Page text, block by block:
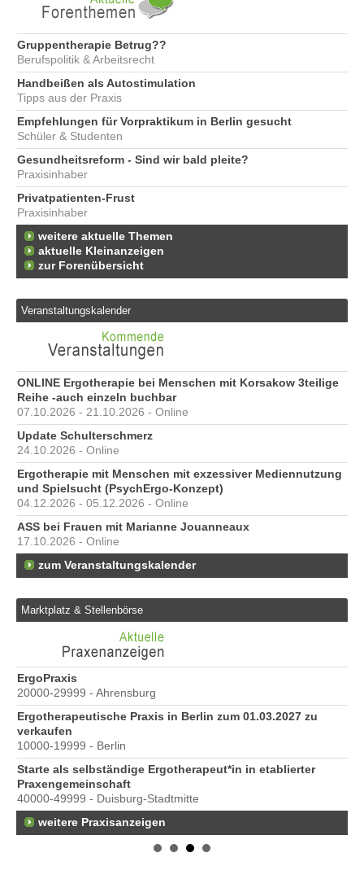
Gruppentherapie Betrug??
Berufspolitik & Arbeitsrecht
Handbeißen als Autostimulation
Tipps aus der Praxis
Empfehlungen für Vorpraktikum in Berlin gesucht
Schüler & Studenten
Gesundheitsreform - Sind wir bald pleite?
Praxisinhaber
Privatpatienten-Frust
Praxisinhaber
weitere aktuelle Themen
aktuelle Kleinanzeigen
zur Forenübersicht
Veranstaltungskalender
ONLINE Ergotherapie bei Menschen mit Korsakow 3teilige
Reihe -auch einzeln buchbar
07.10.2026 - 21.10.2026 - Online
Update Schulterschmerz
24.10.2026 - Online
Ergotherapie mit Menschen mit exzessiver Mediennutzung
und Spielsucht (PsychErgo-Konzept)
04.12.2026 - 05.12.2026 - Online
ASS bei Frauen mit Marianne Jouanneaux
17.10.2026 - Online
zum Veranstaltungskalender
Marktplatz & Stellenbörse
ErgoPraxis
20000-29999 - Ahrensburg
Ergotherapeutische Praxis in Berlin zum 01.03.2027 zu
verkaufen
10000-19999 - Berlin
Starte als selbständige Ergotherapeut*in in etablierter
Praxengemeinschaft
40000-49999 - Duisburg-Stadtmitte
weitere Praxisanzeigen